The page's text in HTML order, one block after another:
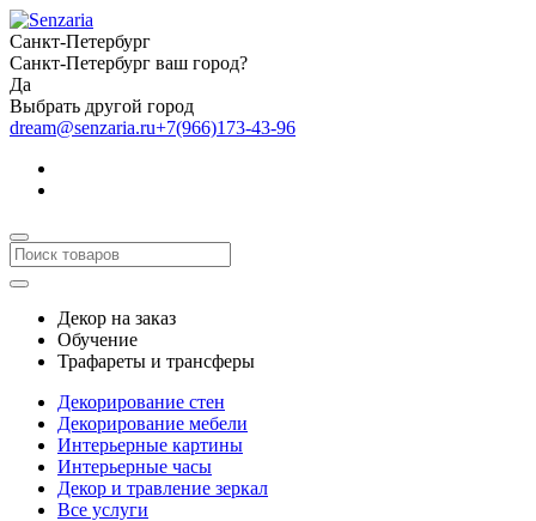
Санкт-Петербург
Санкт-Петербург ваш город?
Да
Выбрать другой город
dream@senzaria.ru+7(966)173-43-96
Декор на заказ
Обучение
Трафареты и трансферы
Декорирование стен
Декорирование мебели
Интерьерные картины
Интерьерные часы
Декор и травление зеркал
Все услуги